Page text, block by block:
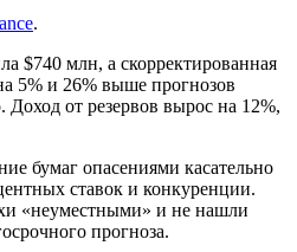
.
$740 млн, а скорректированная
5% и 26% выше прогнозов
Доход от резервов вырос на 12%,
бумаг опасениями касательно
ставок и конкуренции.
«неуместными» и не нашли
прогноза.